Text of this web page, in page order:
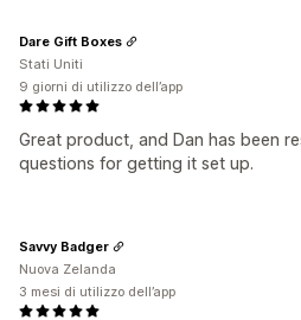
Great product, and Dan has been
questions for getting it set up.
Dare Gift Boxes
Stati Uniti
9 giorni di utilizzo dell’app
Savvy Badger
Nuova Zelanda
3 mesi di utilizzo dell’app